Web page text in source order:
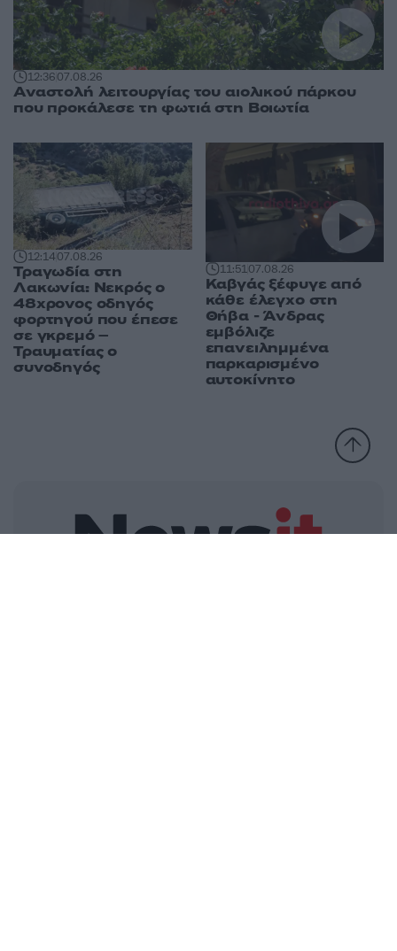
12:3607.08.26
Αναστολή λειτουργίας του αιολικού πάρκου
που προκάλεσε τη φωτιά στη Βοιωτία
12:1407.08.26
Τραγωδία στη
Λακωνία: Νεκρός ο
48χρονος οδηγός
φορτηγού που έπεσε
σε γκρεμό –
Τραυματίας ο
συνοδηγός
11:5107.08.26
Καβγάς ξέφυγε από
κάθε έλεγχο στη
Θήβα - Άνδρας
εμβόλιζε
επανειλημμένα
παρκαρισμένο
αυτοκίνητο